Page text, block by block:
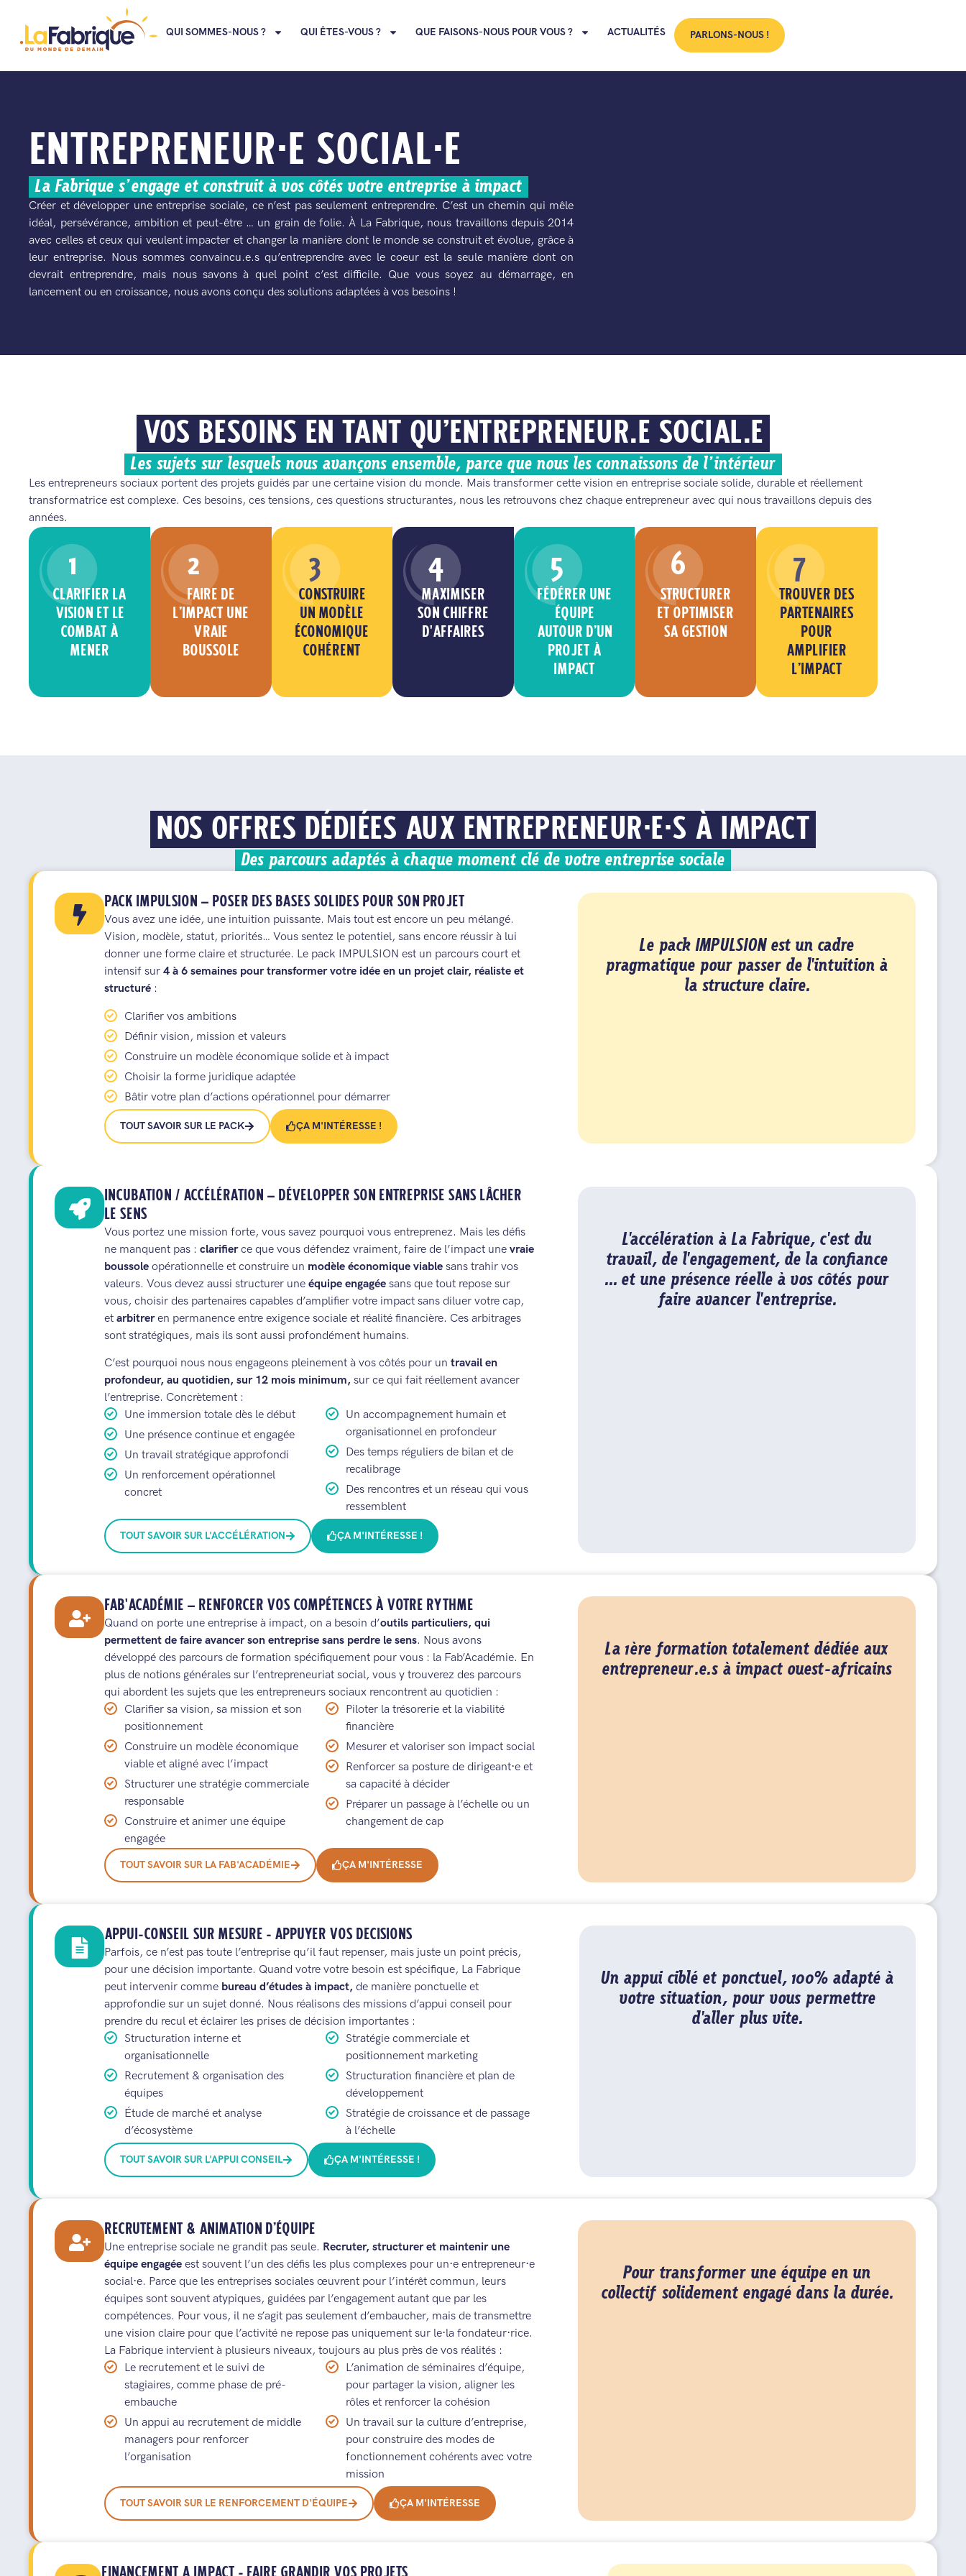
QUI SOMMES-NOUS ? QUI ÊTES-VOUS ? QUE FAISONS-NOUS POUR VOUS ? ACTUALITÉS PARLONS-NOUS !
ENTREPRENEUR·E SOCIAL·E
La Fabrique s’engage et construit à vos côtés votre entreprise à impact
Créer et développer une entreprise sociale, ce n’est pas seulement entreprendre. C’est un chemin qui mêle
idéal, persévérance, ambition et peut-être … un grain de folie. À La Fabrique, nous travaillons depuis 2014
avec celles et ceux qui veulent impacter et changer la manière dont le monde se construit et évolue, grâce à
leur entreprise. Nous sommes convaincu.e.s qu’entreprendre avec le coeur est la seule manière dont on
devrait entreprendre, mais nous savons à quel point c’est difficile. Que vous soyez au démarrage, en
lancement ou en croissance, nous avons conçu des solutions adaptées à vos besoins !
VOS BESOINS EN TANT QU’ENTREPRENEUR.E SOCIAL.E
Les sujets sur lesquels nous avançons ensemble, parce que nous les connaissons de l’intérieur
Les entrepreneurs sociaux portent des projets guidés par une certaine vision du monde. Mais transformer cette vision en entreprise sociale solide, durable et réellement
transformatrice est complexe. Ces besoins, ces tensions, ces questions structurantes, nous les retrouvons chez chaque entrepreneur avec qui nous travaillons depuis des
années.
1
CLARIFIER LA
VISION ET LE
COMBAT À
MENER
2
FAIRE DE
L’IMPACT UNE
VRAIE
BOUSSOLE
3
CONSTRUIRE
UN MODÈLE
ÉCONOMIQUE
COHÉRENT
4
MAXIMISER
SON CHIFFRE
D'AFFAIRES
5
FÉDÉRER UNE
ÉQUIPE
AUTOUR D’UN
PROJET À
IMPACT
6
STRUCTURER
ET OPTIMISER
SA GESTION
7
TROUVER DES
PARTENAIRES
POUR
AMPLIFIER
L’IMPACT
NOS OFFRES DÉDIÉES AUX ENTREPRENEUR·E·S À IMPACT
Des parcours adaptés à chaque moment clé de votre entreprise sociale
PACK IMPULSION — POSER DES BASES SOLIDES POUR SON PROJET
Vous avez une idée, une intuition puissante. Mais tout est encore un peu mélangé.
Vision, modèle, statut, priorités… Vous sentez le potentiel, sans encore réussir à lui
donner une forme claire et structurée. Le pack IMPULSION est un parcours court et
intensif sur4 à 6 semaines pour transformer votre idée en un projet clair, réaliste et
structuré :
Clarifier vos ambitions
Définir vision, mission et valeurs
Construire un modèle économique solide et à impact
Choisir la forme juridique adaptée
Bâtir votre plan d’actions opérationnel pour démarrer
TOUT SAVOIR SUR LE PACK ÇA M'INTÉRESSE !
Le pack IMPULSION est un cadre
pragmatique pour passer de l'intuition à
la structure claire.
INCUBATION / ACCÉLÉRATION — DÉVELOPPER SON ENTREPRISE SANS LÂCHER
LE SENS
Vous portez une mission forte, vous savez pourquoi vous entreprenez. Mais les défis
ne manquent pas :clarifierce que vous défendez vraiment, faire de l’impact unevraie
boussole opérationnelle et construire un modèle économique viable sans trahir vos
valeurs. Vous devez aussi structurer uneéquipe engagée sans que tout repose sur
vous, choisir des partenaires capables d’amplifier votre impact sans diluer votre cap,
etarbitreren permanence entre exigence sociale et réalité financière. Ces arbitrages
sont stratégiques, mais ils sont aussi profondément humains.
C’est pourquoi nous nous engageons pleinement à vos côtés pour untravail en
profondeur, au quotidien, sur 12 mois minimum, sur ce qui fait réellement avancer
l’entreprise. Concrètement :
Une immersion totale dès le début
Une présence continue et engagée
Un travail stratégique approfondi
Un renforcement opérationnel
concret
Un accompagnement humain et
organisationnel en profondeur
Des temps réguliers de bilan et de
recalibrage
Des rencontres et un réseau qui vous
ressemblent
TOUT SAVOIR SUR L'ACCÉLÉRATION ÇA M'INTÉRESSE !
L'accélération à La Fabrique, c'est du
travail, de l'engagement, de la confiance
... et une présence réelle à vos côtés pour
faire avancer l'entreprise.
FAB'ACADÉMIE — RENFORCER VOS COMPÉTENCES À VOTRE RYTHME
Quand on porte une entreprise à impact, on a besoin d’outils particuliers, qui
permettent de faire avancer son entreprise sans perdre le sens. Nous avons
développé des parcours de formation spécifiquement pour vous : la Fab’Académie. En
plus de notions générales sur l’entrepreneuriat social, vous y trouverez des parcours
qui abordent les sujets que les entrepreneurs sociaux rencontrent au quotidien :
Clarifier sa vision, sa mission et son
positionnement
Construire un modèle économique
viable et aligné avec l’impact
Structurer une stratégie commerciale
responsable
Construire et animer une équipe
engagée
Piloter la trésorerie et la viabilité
financière
Mesurer et valoriser son impact social
Renforcer sa posture de dirigeant·e et
sa capacité à décider
Préparer un passage à l’échelle ou un
changement de cap
TOUT SAVOIR SUR LA FAB'ACADÉMIE ÇA M'INTÉRESSE
La 1ère formation totalement dédiée aux
entrepreneur.e.s à impact ouest-africains
APPUI-CONSEIL SUR MESURE - APPUYER VOS DECISIONS
Parfois, ce n’est pas toute l’entreprise qu’il faut repenser, mais juste un point précis,
pour une décision importante. Quand votre votre besoin est spécifique, La Fabrique
peut intervenir comme bureau d’études à impact, de manière ponctuelle et
approfondie sur un sujet donné. Nous réalisons des missions d’appui conseil pour
prendre du recul et éclairer les prises de décision importantes :
Structuration interne et
organisationnelle
Recrutement & organisation des
équipes
Étude de marché et analyse
d’écosystème
Stratégie commerciale et
positionnement marketing
Structuration financière et plan de
développement
Stratégie de croissance et de passage
à l’échelle
TOUT SAVOIR SUR L'APPUI CONSEIL ÇA M'INTÉRESSE !
Un appui ciblé et ponctuel, 100% adapté à
votre situation, pour vous permettre
d'aller plus vite.
RECRUTEMENT & ANIMATION D’ÉQUIPE
Une entreprise sociale ne grandit pas seule. Recruter, structurer et maintenir une
équipe engagée est souvent l’un des défis les plus complexes pour un·e entrepreneur·e
social·e. Parce que les entreprises sociales œuvrent pour l’intérêt commun, leurs
équipes sont souvent atypiques, guidées par l’engagement autant que par les
compétences. Pour vous, il ne s’agit pas seulement d’embaucher, mais de transmettre
une vision claire pour que l’activité ne repose pas uniquement sur le·la fondateur·rice.
La Fabrique intervient à plusieurs niveaux, toujours au plus près de vos réalités :
Le recrutement et le suivi de
stagiaires, comme phase de pré-
embauche
Un appui au recrutement de middle
managers pour renforcer
l’organisation
L’animation de séminaires d’équipe,
pour partager la vision, aligner les
rôles et renforcer la cohésion
Un travail sur la culture d’entreprise,
pour construire des modes de
fonctionnement cohérents avec votre
mission
TOUT SAVOIR SUR LE RENFORCEMENT D'ÉQUIPE ÇA M'INTÉRESSE
Pour transformer une équipe en un
collectif solidement engagé dans la durée.